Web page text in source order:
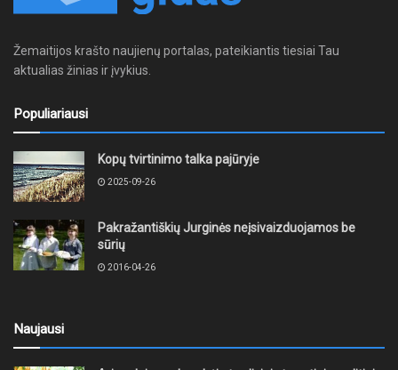
Žemaitijos krašto naujienų portalas, pateikiantis tiesiai Tau
aktualias žinias ir įvykius.
Populiariausi
Kopų tvirtinimo talka pajūryje
2025-09-26
Pakražantiškių Jurginės neįsivaizduojamos be
sūrių
2016-04-26
Naujausi